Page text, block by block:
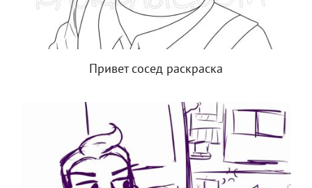
Привет сосед раскраска